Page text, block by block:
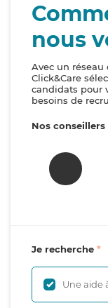
nous
Avec un réseau
Click&Care
candidats pour
besoins de
Nos
Je recherche
Une aide